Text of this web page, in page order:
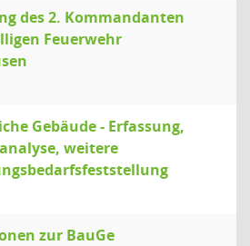
des 2. Kommandanten
Feuerwehr
Gebäude - Erfassung,
weitere
zur BauGe